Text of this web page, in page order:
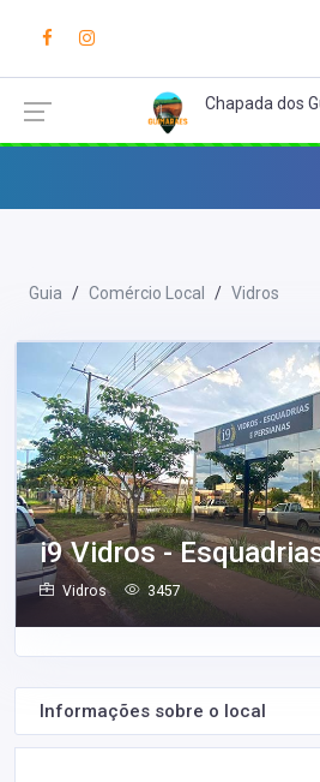
Chapada dos
Guia Comércio Local Vidros
i9 Vidros -
Vidros 3457
Informações sobre o local